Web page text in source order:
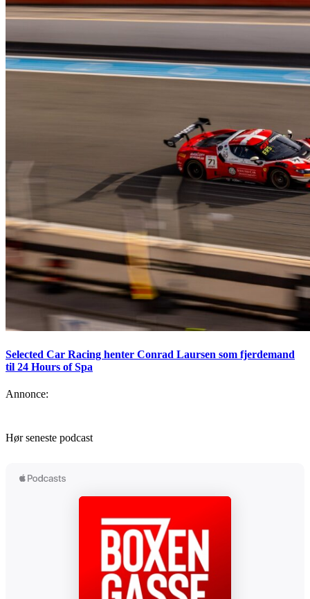
Selected Car Racing henter Conrad Laursen som fjerdemand
til 24 Hours of Spa
Annonce:
Hør seneste podcast